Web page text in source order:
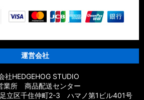
運営会社
社HEDGEHOG STUDIO
業所 商品配送センター
立区千住仲町2-3 ハマノ第1ビル401号